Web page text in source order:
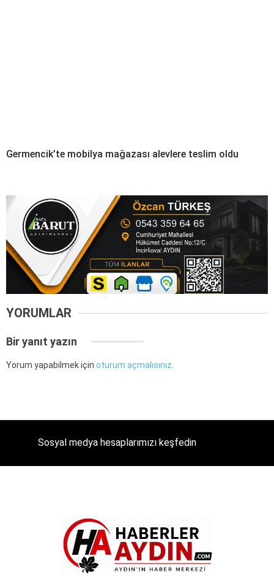
Germencik’te mobilya mağazası alevlere teslim oldu
YORUMLAR
Bir yanıt yazın
Yorum yapabilmek için oturum açmalısınız.
Sosyal medya hesaplarımızı keşfedin